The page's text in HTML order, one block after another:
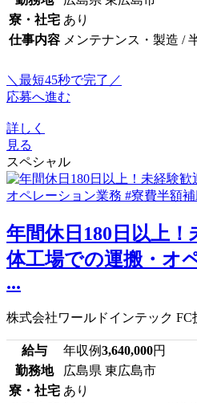
寮・社宅 あり
仕事内容 メンテナンス・製造 /
＼最短45秒で完了／
応募へ進む
詳しく
見る
スペシャル
年間休日180日以上
体工場での運搬・オ
...
株式会社ワールドインテック FC
給与 年収例3,640,000円
勤務地
広島県 東広島市
寮・社宅 あり